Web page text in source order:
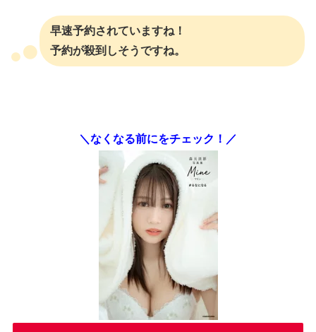
早速予約されていますね！
予約が殺到しそうですね。
＼なくなる前にをチェック！／